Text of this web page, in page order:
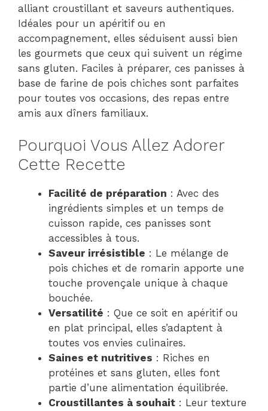
alliant croustillant et saveurs authentiques.
Idéales pour un apéritif ou en
accompagnement, elles séduisent aussi bien
les gourmets que ceux qui suivent un régime
sans gluten. Faciles à préparer, ces panisses à
base de farine de pois chiches sont parfaites
pour toutes vos occasions, des repas entre
amis aux dîners familiaux.
Pourquoi Vous Allez Adorer
Cette Recette
Facilité de préparation : Avec des
ingrédients simples et un temps de
cuisson rapide, ces panisses sont
accessibles à tous.
Saveur irrésistible : Le mélange de
pois chiches et de romarin apporte une
touche provençale unique à chaque
bouchée.
Versatilité : Que ce soit en apéritif ou
en plat principal, elles s’adaptent à
toutes vos envies culinaires.
Saines et nutritives : Riches en
protéines et sans gluten, elles font
partie d’une alimentation équilibrée.
Croustillantes à souhait : Leur texture